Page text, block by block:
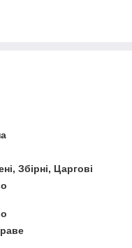
Збірні, Царгові